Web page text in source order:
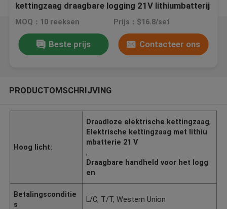
kettingzaag draagbare logging 21V lithiumbatterij
MOQ：10 reeksen Prijs：$16.8/set
Beste prijs Contacteer ons
PRODUCTOMSCHRIJVING
Hoog licht:
Draadloze elektrische kettingzaag,
Elektrische kettingzaag met lithiu
mbatterie 21 V
,
Draagbare handheld voor het logg
en
Betalingsconditie
s
L/C, T/T, Western Union